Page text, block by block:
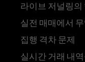
라이브 저널링의
실전 매매에서
집행 격차 문제
실시간 거래 내